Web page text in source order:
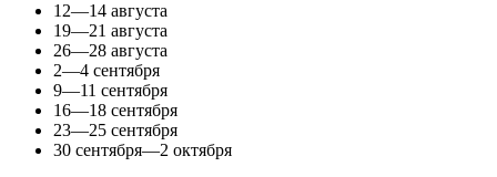
12—14 августа
19—21 августа
26—28 августа
2—4 сентября
9—11 сентября
16—18 сентября
23—25 сентября
30 сентября—2 октября